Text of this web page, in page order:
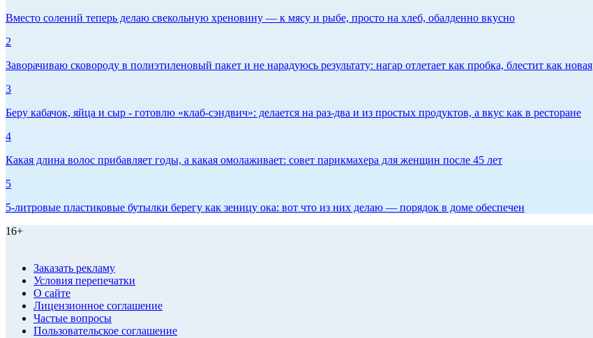
Вместо солений теперь делаю свекольную хреновину — к мясу и рыбе, просто на хлеб, обалденно вкусно
2
Заворачиваю сковороду в полиэтиленовый пакет и не нарадуюсь результату: нагар отлетает как пробка, блестит как новая
3
Беру кабачок, яйца и сыр - готовлю «клаб-сэндвич»: делается на раз-два и из простых продуктов, а вкус как в ресторане
4
Какая длина волос прибавляет годы, а какая омолаживает: совет парикмахера для женщин после 45 лет
5
5-литровые пластиковые бутылки берегу как зеницу ока: вот что из них делаю — порядок в доме обеспечен
16+
Заказать рекламу
Условия перепечатки
О сайте
Лицензионное соглашение
Частые вопросы
Пользовательское соглашение